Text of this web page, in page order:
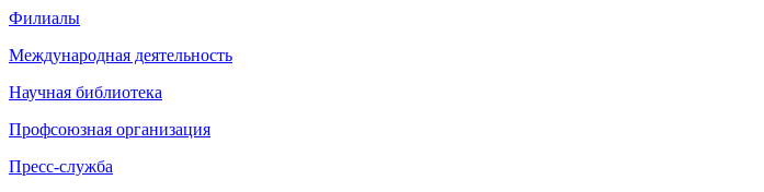
Филиалы
Международная деятельность
Научная библиотека
Профсоюзная организация
Пресс-служба